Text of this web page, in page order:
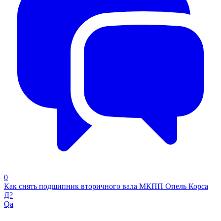
0
Как снять подшипник вторичного вала МКПП Опель Корса
Д?
Qa